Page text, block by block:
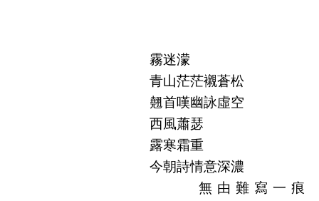
霧迷濛
青山茫茫襯蒼松
翹首嘆幽詠虛空
西風蕭瑟
露寒霜重
今朝詩情意深濃
無由難寫一痕